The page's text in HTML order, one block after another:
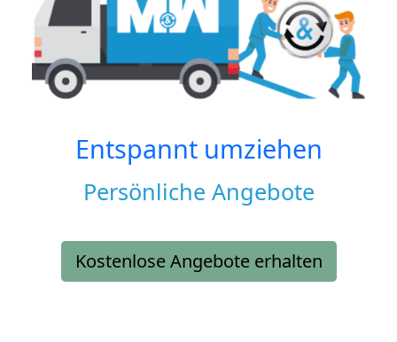
Entspannt umziehen
Persönliche Angebote
Kostenlose Angebote erhalten